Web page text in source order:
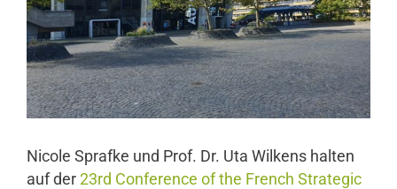
Nicole Sprafke und Prof. Dr. Uta Wilkens halten
auf der 23rd Conference of the French Strategic